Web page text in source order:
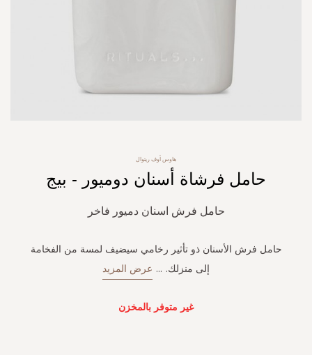
gallery
هاوس أوف ريتوال
حامل فرشاة أسنان دوميور - بيج
حامل فرش اسنان دميور فاخر
حامل فرش الأسنان ذو تأثير رخامي سيضيف لمسة من الفخامة
إلى منزلك. ... عرض المزيد
غير متوفر بالمخزن